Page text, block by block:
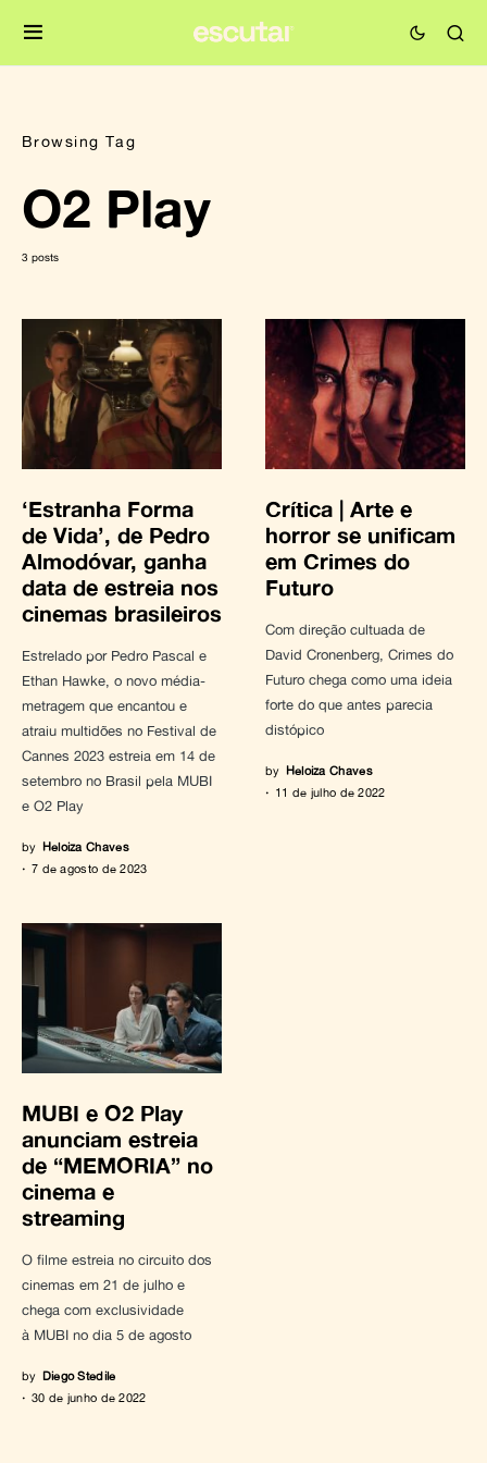
Browsing Tag
O2 Play
3 posts
‘Estranha Forma
de Vida’, de Pedro
Almodóvar, ganha
data de estreia nos
cinemas brasileiros
Estrelado por Pedro Pascal e
Ethan Hawke, o novo média-
metragem que encantou e
atraiu multidões no Festival de
Cannes 2023 estreia em 14 de
setembro no Brasil pela MUBI
e O2 Play
by Heloiza Chaves
7 de agosto de 2023
Crítica | Arte e
horror se unificam
em Crimes do
Futuro
Com direção cultuada de
David Cronenberg, Crimes do
Futuro chega como uma ideia
forte do que antes parecia
distópico
by Heloiza Chaves
11 de julho de 2022
MUBI e O2 Play
anunciam estreia
de “MEMORIA” no
cinema e
streaming
O filme estreia no circuito dos
cinemas em 21 de julho e
chega com exclusividade
à MUBI no dia 5 de agosto
by Diego Stedile
30 de junho de 2022